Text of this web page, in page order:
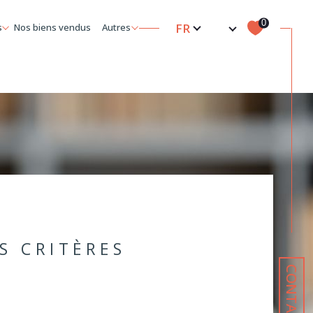
nos biens vendus autres partenaires
Langue
FR 0
CONTACT
Réinitialiser les filtres
CRITÈRES